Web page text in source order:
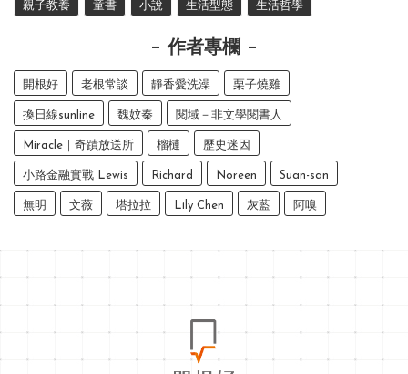
親子教養 童書 小說 生活型態 生活哲學
作者專欄
開根好 老根常談 靜香愛洗澡 栗子燒雞
換日線sunline 魏妏秦 閱域－非文學閱書人
Miracle｜奇蹟放送所 榴槤 歷史迷因
小路金融實戰 Lewis Richard Noreen Suan-san
無明 文薇 塔拉拉 Lily Chen 灰藍 阿嗅